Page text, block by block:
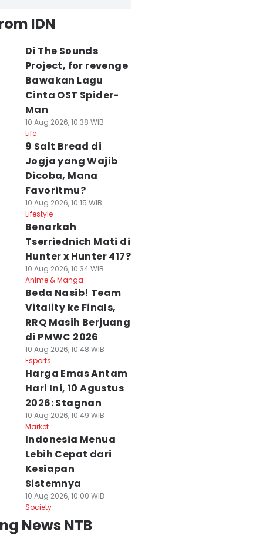
IDN
Di The Sounds
Project, for revenge
Bawakan Lagu
Cinta OST Spider-
Man
10 Aug 2026, 10:38 WIB
Life
9 Salt Bread di
Jogja yang Wajib
Dicoba, Mana
Favoritmu?
10 Aug 2026, 10:15 WIB
Lifestyle
Benarkah
Tserriednich Mati di
Hunter x Hunter 417?
10 Aug 2026, 10:34 WIB
Anime & Manga
Beda Nasib! Team
Vitality ke Finals,
RRQ Masih Berjuang
di PMWC 2026
10 Aug 2026, 10:48 WIB
Esports
Harga Emas Antam
Hari Ini, 10 Agustus
2026: Stagnan
10 Aug 2026, 10:49 WIB
Market
Indonesia Menua
Lebih Cepat dari
Kesiapan
Sistemnya
10 Aug 2026, 10:00 WIB
Society
News NTB